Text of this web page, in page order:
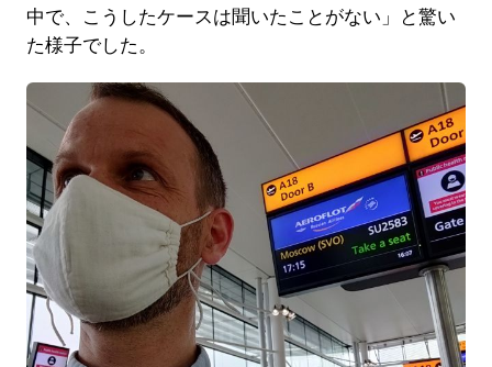
中で、こうしたケースは聞いたことがない」と驚い
た様子でした。